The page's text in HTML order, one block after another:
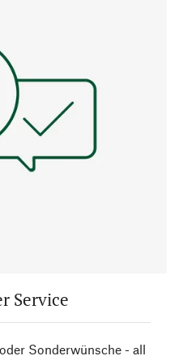
Service
Sonderwünsche - all